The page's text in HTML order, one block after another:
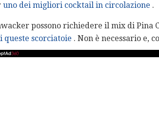
uno dei migliori cocktail in circolazione .
possono richiedere il mix di Pina
queste scorciatoie . Non è necessario e,